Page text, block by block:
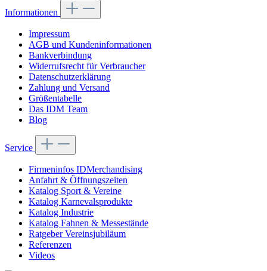
Informationen
Impressum
AGB und Kundeninformationen
Bankverbindung
Widerrufsrecht für Verbraucher
Datenschutzerklärung
Zahlung und Versand
Größentabelle
Das IDM Team
Blog
Service
Firmeninfos IDMerchandising
Anfahrt & Öffnungszeiten
Katalog Sport & Vereine
Katalog Karnevalsprodukte
Katalog Industrie
Katalog Fahnen & Messestände
Ratgeber Vereinsjubiläum
Referenzen
Videos